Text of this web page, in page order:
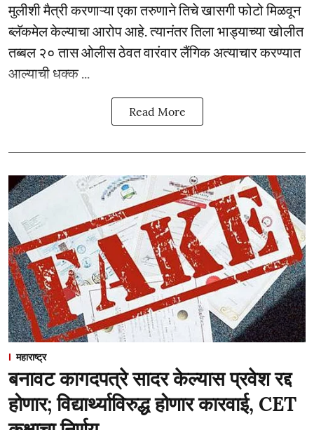
मुलीशी मैत्री करणाऱ्या एका तरुणाने तिचे खासगी फोटो मिळवून
ब्लॅकमेल केल्याचा आरोप आहे. त्यानंतर तिला भाड्याच्या खोलीत
तब्बल २० तास ओलीस ठेवत वारंवार लैंगिक अत्याचार करण्यात
आल्याची धक्क ...
Read More
महाराष्ट्र
बनावट कागदपत्रे सादर केल्यास प्रवेश रद्द
होणार; विद्यार्थ्याविरुद्ध होणार कारवाई, CET